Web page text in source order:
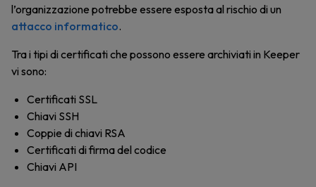
l’organizzazione potrebbe essere esposta al rischio di un
attacco informatico.
Tra i tipi di certificati che possono essere archiviati in Keeper
vi sono:
Certificati SSL
Chiavi SSH
Coppie di chiavi RSA
Certificati di firma del codice
Chiavi API